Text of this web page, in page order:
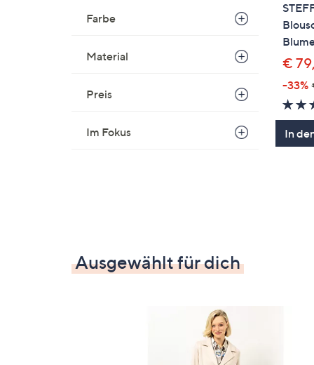
Farbe
Material
Preis
Im Fokus
€
-33%
In
Ausgewählt für dich